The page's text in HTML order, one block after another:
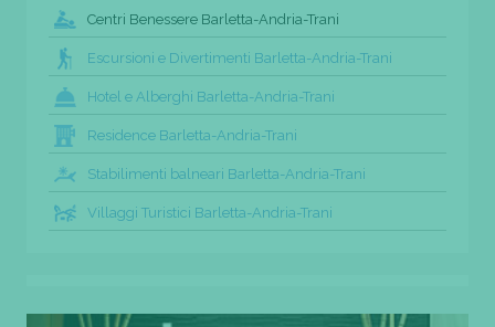
Centri Benessere Barletta-Andria-Trani
Escursioni e Divertimenti Barletta-Andria-Trani
Hotel e Alberghi Barletta-Andria-Trani
Residence Barletta-Andria-Trani
Stabilimenti balneari Barletta-Andria-Trani
Villaggi Turistici Barletta-Andria-Trani